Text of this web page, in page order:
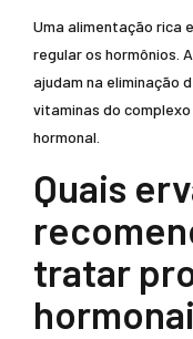
Uma alimentação rica
regular os hormônios.
ajudam na eliminação
vitaminas do
hormonal.
Quais
tratar